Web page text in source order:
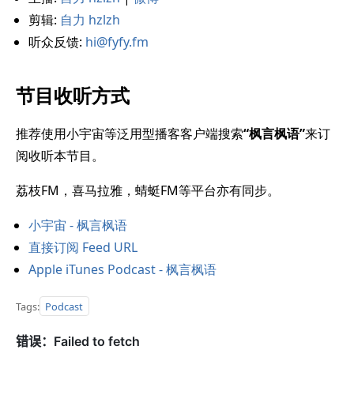
剪辑: 自力 hzlzh
听众反馈: hi@fyfy.fm
节目收听方式
推荐使用小宇宙等泛用型播客客户端搜索“枫言枫语”来订
阅收听本节目。
荔枝FM，喜马拉雅，蜻蜓FM等平台亦有同步。
小宇宙 - 枫言枫语
直接订阅 Feed URL
Apple iTunes Podcast - 枫言枫语
Tags: Podcast